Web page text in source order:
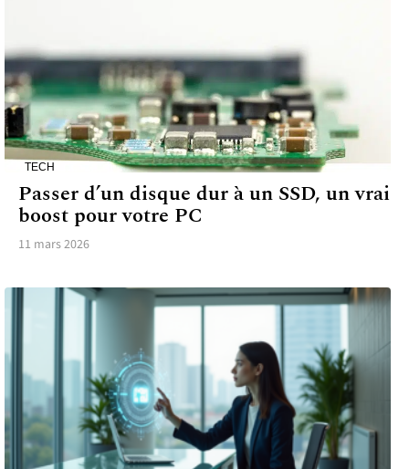
TECH
Passer d’un disque dur à un SSD, un vrai
boost pour votre PC
11 mars 2026